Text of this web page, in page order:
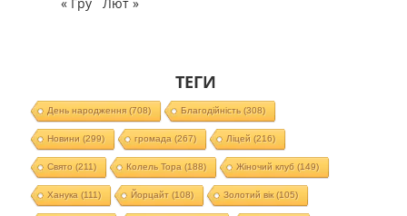
ТЕГИ
День народження(708) Благодійність (308)
Новини (299) громада (267) Ліцей (216)
Свято (211) Колель Тора (188) Жіночий клуб (149)
Ханука (111) Йорцайт (108) Золотий вік(105)